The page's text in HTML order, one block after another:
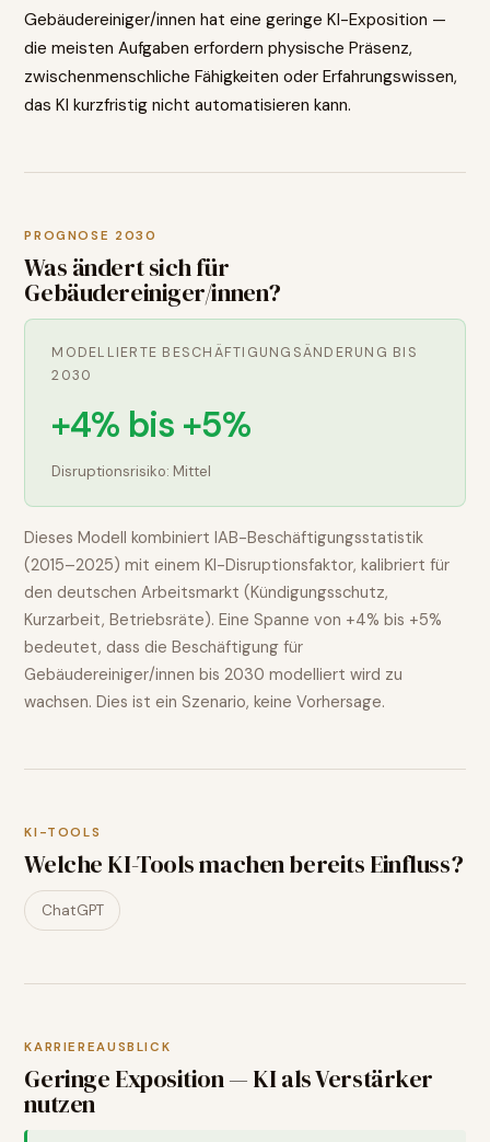
Gebäudereiniger/innen hat eine geringe KI-Exposition —
die meisten Aufgaben erfordern physische Präsenz,
zwischenmenschliche Fähigkeiten oder Erfahrungswissen,
das KI kurzfristig nicht automatisieren kann.
PROGNOSE 2030
Was ändert sich für
Gebäudereiniger/innen?
MODELLIERTE BESCHÄFTIGUNGSÄNDERUNG BIS
2030
+4% bis +5%
Disruptionsrisiko: Mittel
Dieses Modell kombiniert IAB-Beschäftigungsstatistik
(2015–2025) mit einem KI-Disruptionsfaktor, kalibriert für
den deutschen Arbeitsmarkt (Kündigungsschutz,
Kurzarbeit, Betriebsräte). Eine Spanne von +4% bis +5%
bedeutet, dass die Beschäftigung für
Gebäudereiniger/innen bis 2030 modelliert wird zu
wachsen. Dies ist ein Szenario, keine Vorhersage.
KI-TOOLS
Welche KI-Tools machen bereits Einfluss?
ChatGPT
KARRIEREAUSBLICK
Geringe Exposition — KI als Verstärker
nutzen